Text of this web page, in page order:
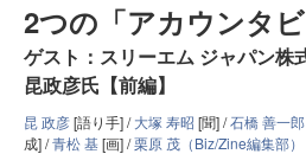
2つの「アカウンタ
ゲスト：スリーエム ジャパン株
昆政彦氏【前編】
昆 政彦[語り手] /大塚 寿昭 [聞] /石橋 善一郎
成] /青松 基[画] /栗原 茂（Biz/Zine編集部）